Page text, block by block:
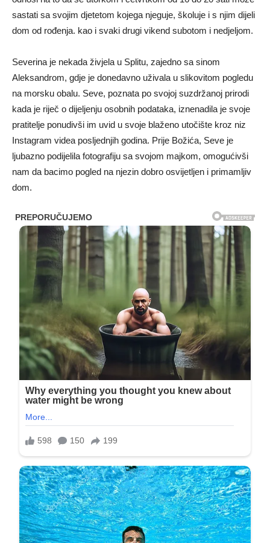
sastati sa svojim djetetom kojega njeguje, školuje i s njim dijeli
dom od rođenja. kao i svaki drugi vikend subotom i nedjeljom.
Severina je nekada živjela u Splitu, zajedno sa sinom
Aleksandrom, gdje je donedavno uživala u slikovitom pogledu
na morsku obalu. Seve, poznata po svojoj suzdržanoj prirodi
kada je riječ o dijeljenju osobnih podataka, iznenadila je svoje
pratitelje ponudivši im uvid u svoje blaženo utočište kroz niz
Instagram videa posljednjih godina. Prije Božića, Seve je
ljubazno podijelila fotografiju sa svojom majkom, omogućivši
nam da bacimo pogled na njezin dobro osvijetljen i primamljiv
dom.